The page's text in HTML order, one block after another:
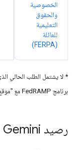
الخصوصية
والحقوق
التعليمية
للعائلة
(FERPA)
برنامج FedRAMP مع "موقع البيانات" في وقت لاحق.
رصيد Gemini